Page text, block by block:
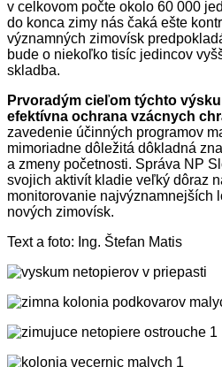
v celkovom počte okolo 60 000
do konca zimy nás čaká ešte
významných zimovísk
bude o niekoľko tisíc jedincov
skladba.
Prvoradým cieľom týchto
efektívna ochrana vzácnych
zavedenie účinných programov
mimoriadne dôležitá dôkladná
a zmeny početnosti. Správa NP
svojich aktivít kladie veľký dôraz
monitorovanie najvýznamnejších
nových zimovísk.
Text a foto: Ing. Štefan Matis